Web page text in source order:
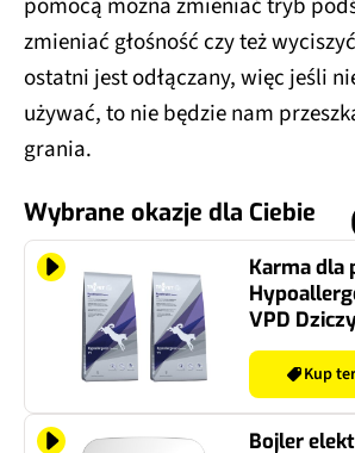
zmieniać głośność czy też
ostatni jest odłączany, więc jeśli
używać, to nie będzie nam
grania.
Wybrane okazje dla Ciebie
Karma dla
VPD
Kup
Bojler